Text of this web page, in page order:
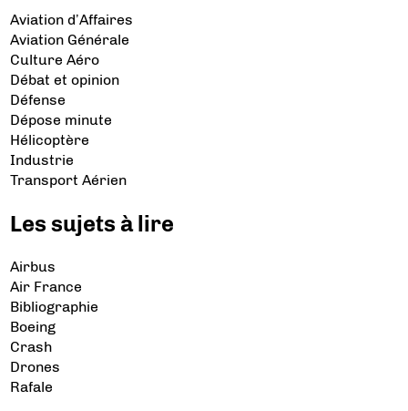
Aviation d’Affaires
Aviation Générale
Culture Aéro
Débat et opinion
Défense
Dépose minute
Hélicoptère
Industrie
Transport Aérien
Les sujets à lire
Airbus
Air France
Bibliographie
Boeing
Crash
Drones
Rafale